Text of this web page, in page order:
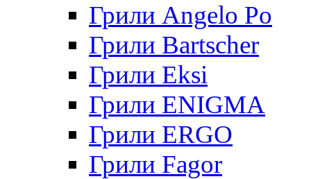
Грили Angelo Po
Грили Bartscher
Грили Eksi
Грили ENIGMA
Грили ERGO
Грили Fagor